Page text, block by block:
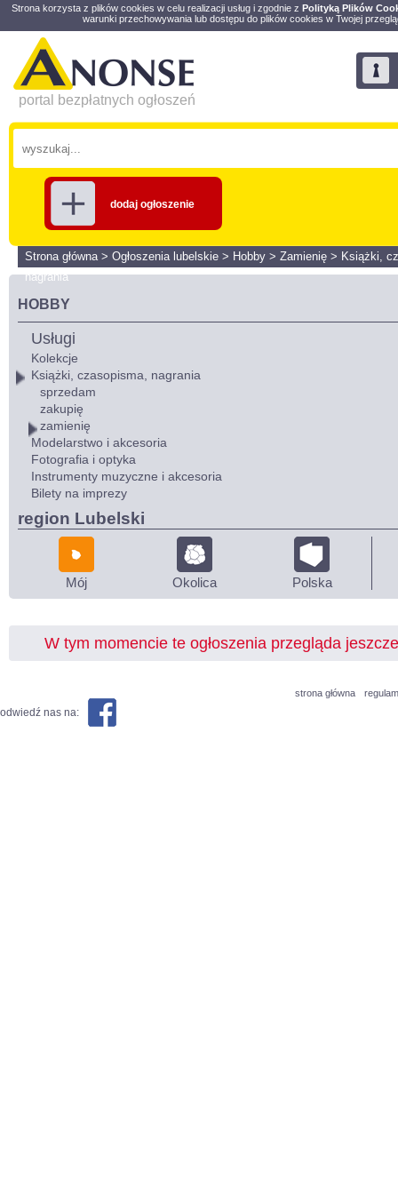
Strona korzysta z plików cookies w celu realizacji usług i zgodnie z Polityką Plików
warunki przechowywania lub dostępu do plików cookies w Twojej
portal bezpłatnych ogłoszeń
dodaj ogłoszenie
Strona główna> Ogłoszenia lubelskie > Hobby > Zamienię > Książki,
nagrania
HOBBY
Usługi
Kolekcje
Książki, czasopisma, nagrania
sprzedam
zakupię
zamienię
Modelarstwo i akcesoria
Fotografia i optyka
Instrumenty muzyczne i akcesoria
Bilety na imprezy
region Lubelski
Mój Okolica Polska
W tym momencie te ogłoszenia przegląda
strona główna
odwiedź nas na: